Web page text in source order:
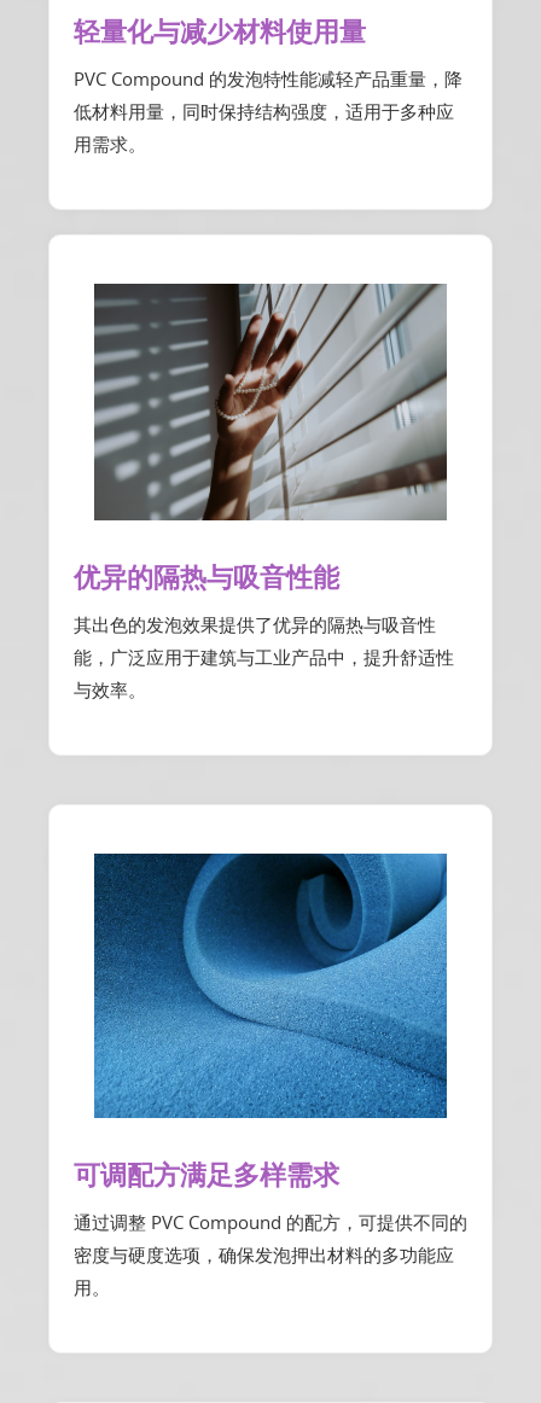
轻量化与减少材料使用量
PVC Compound 的发泡特性能减轻产品重量，降
低材料用量，同时保持结构强度，适用于多种应
用需求。
优异的隔热与吸音性能
其出色的发泡效果提供了优异的隔热与吸音性
能，广泛应用于建筑与工业产品中，提升舒适性
与效率。
可调配方满足多样需求
通过调整 PVC Compound 的配方，可提供不同的
密度与硬度选项，确保发泡押出材料的多功能应
用。